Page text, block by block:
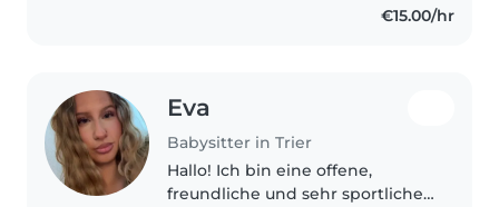
€15.00/hr
Eva
Babysitter in Trier
Hallo! Ich bin eine offene,
freundliche und sehr sportliche